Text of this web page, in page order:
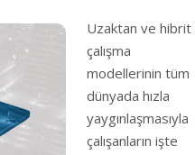
Uzaktan ve hibrit
çalışma
modellerinin tüm
dünyada hızla
yaygınlaşmasıyla
çalışanların işte